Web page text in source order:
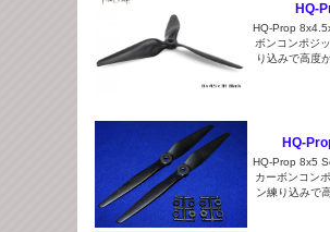
HQ-
HQ-Prop
ボンコンポジ
り込みで高度
HQ-
HQ-Prop 8x5
カーボンコン
ン練り込みで